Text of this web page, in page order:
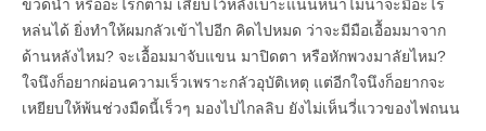
ขวดน้ำ หรืออะไรก็ตาม เสียบไว้หลังเบาะแน่นหนาไม่น่าจะมีอะไร
หล่นได้ ยิ่งทำให้ผมกลัวเข้าไปอีก คิดไปหมด ว่าจะมีมือเอื้อมมาจาก
ด้านหลังไหม? จะเอื้อมมาจับแขน มาปิดตา หรือหักพวงมาลัยไหม?
ใจนึงก็อยากผ่อนความเร็วเพราะกลัวอุบัติเหตุ แต่อีกใจนึงก็อยากจะ
เหยียบให้พ้นช่วงมืดนี้เร็วๆ มองไปไกลลิบ ยังไม่เห็นวี่แววของไฟถนน